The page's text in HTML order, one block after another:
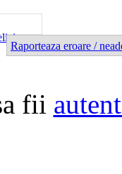
Raporteaza eroare /
fii